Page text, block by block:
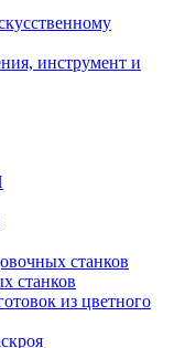
инструмент и
станков
станков
из цветного